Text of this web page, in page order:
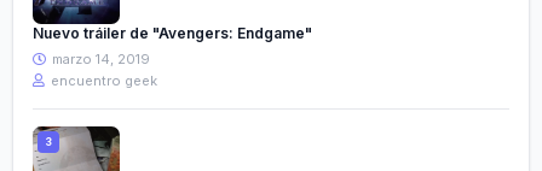
Nuevo tráiler de "Avengers: Endgame"
marzo 14, 2019
encuentro geek